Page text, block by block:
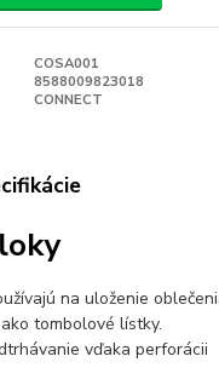
COSA001
8588009823018
CONNECT
na uloženie
tombolové lístky.
vďaka perforácii